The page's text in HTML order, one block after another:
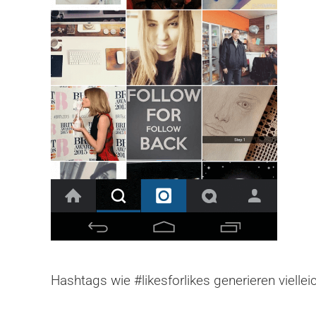
Hashtags wie #likesforlikes generieren